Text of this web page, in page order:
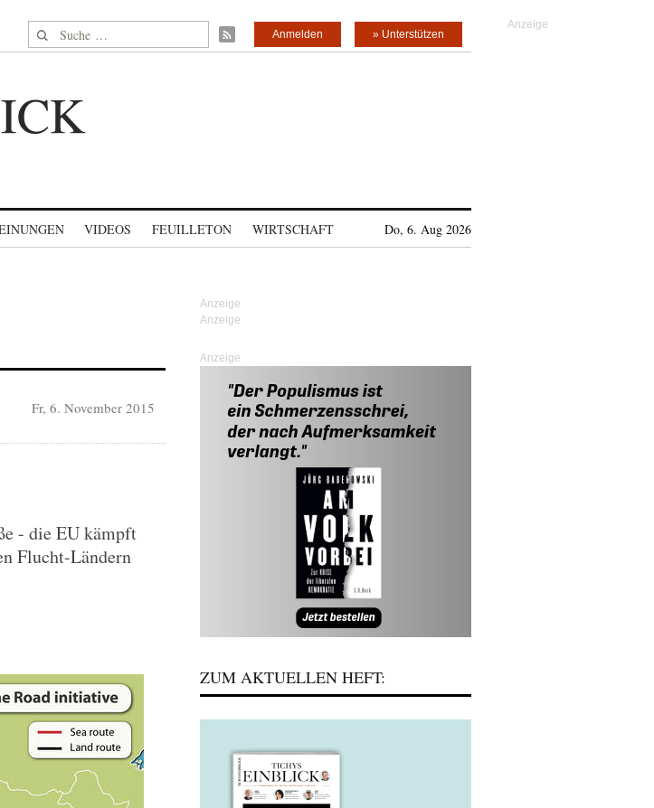
Suche nach: » Unterstützen
Anmelden
VIDEOS FEUILLETON WIRTSCHAFT Do, 6. Aug 2026
Fr, 6. November 2015
- die EU kämpft
Flucht-Ländern
Anzeige
ZUM AKTUELLEN HEFT: